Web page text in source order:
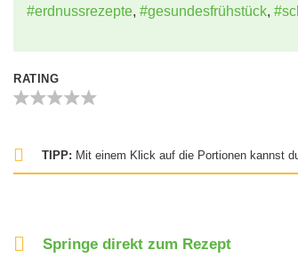
#erdnussrezepte, #gesundesfrühstück,
RATING
TIPP: Mit einem Klick auf die Portionen kannst
Springe direkt zum Rezept